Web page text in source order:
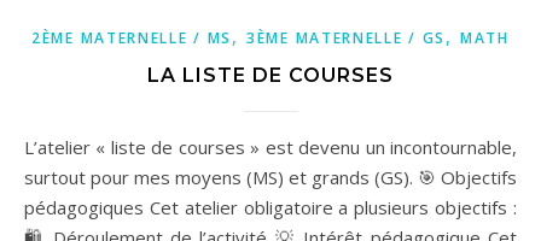
2ÈME MATERNELLE / MS ,3ÈME MATERNELLE / GS ,MATH
LA LISTE DE COURSES
L’atelier « liste de courses » est devenu un incontournable,
surtout pour mes moyens (MS) et grands (GS). 🎯 Objectifs
pédagogiques Cet atelier obligatoire a plusieurs objectifs :